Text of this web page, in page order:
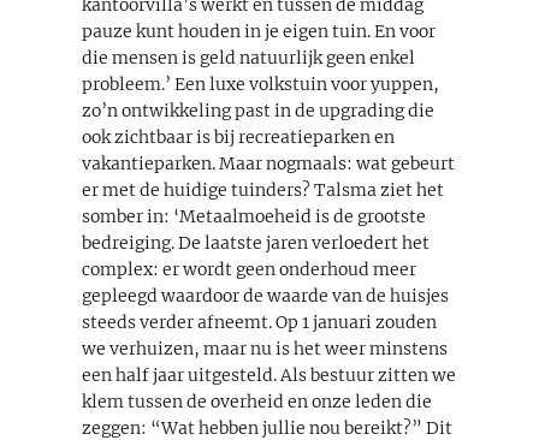
kantoorvilla’s werkt en tussen de middag
pauze kunt houden in je eigen tuin. En voor
die mensen is geld natuurlijk geen enkel
probleem.’ Een luxe volkstuin voor yuppen,
zo’n ontwikkeling past in de upgrading die
ook zichtbaar is bij recreatieparken en
vakantieparken. Maar nogmaals: wat gebeurt
er met de huidige tuinders? Talsma ziet het
somber in: ‘Metaalmoeheid is de grootste
bedreiging. De laatste jaren verloedert het
complex: er wordt geen onderhoud meer
gepleegd waardoor de waarde van de huisjes
steeds verder afneemt. Op 1 januari zouden
we verhuizen, maar nu is het weer minstens
een half jaar uitgesteld. Als bestuur zitten we
klem tussen de overheid en onze leden die
zeggen: “Wat hebben jullie nou bereikt?” Dit